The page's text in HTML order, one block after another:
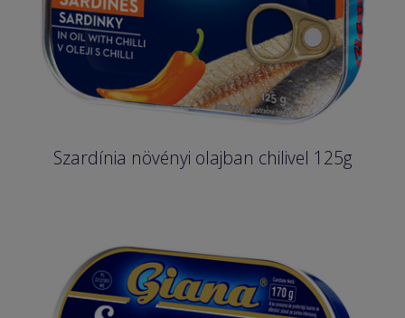
Szardínia növényi olajban chilivel 125g